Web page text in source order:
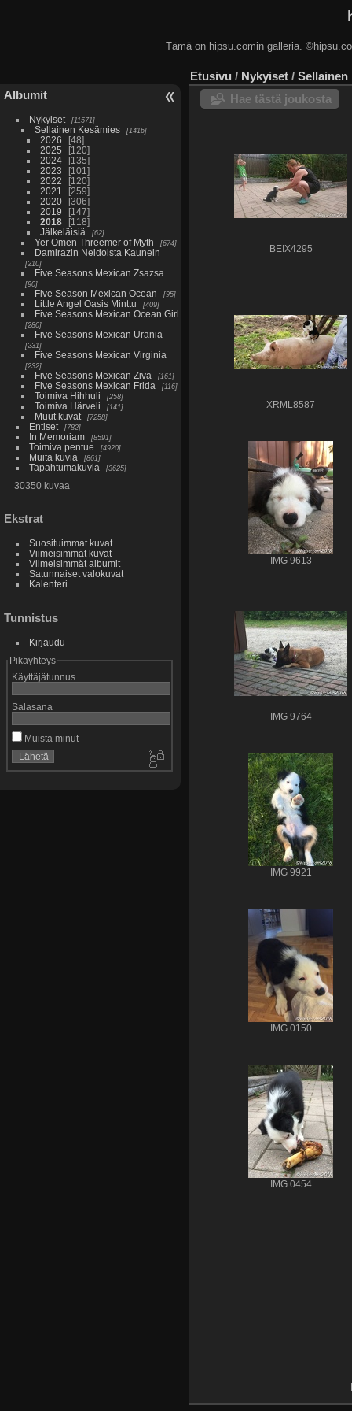
Tämä on hipsu.comin galleria.
Albumit
Nykyiset 11571
Sellainen Kesämies 1416
2026
48
2025
120
2024
135
2023
101
2022
120
2021
259
2020
306
2019
147
2018
118
Jälkeläisiä
62
Yer Omen Threemer of Myth 674
Damirazin Neidoista Kaunein
210
Five Seasons Mexican Zsazsa
90
Five Season Mexican Ocean 95
Little Angel Oasis Minttu 409
Five Seasons Mexican Ocean Girl
280
Five Seasons Mexican Urania
231
Five Seasons Mexican Virginia
232
Five Seasons Mexican Ziva 161
Five Seasons Mexican Frida 116
Toimiva Hihhuli 258
Toimiva Härveli 141
Muut kuvat 7258
Entiset 782
In Memoriam 8591
Toimiva pentue 4920
Muita kuvia 861
Tapahtumakuvia 3625
30350 kuvaa
Ekstrat
Suosituimmat kuvat
Viimeisimmät kuvat
Viimeisimmät albumit
Satunnaiset valokuvat
Kalenteri
Tunnistus
Kirjaudu
Pikayhteys
Käyttäjätunnus
Salasana
Muista minut
Etusivu / Nykyiset / Sellainen
Hae tästä joukosta
BEIX4295
XRML8587
IMG 9613
IMG 9764
IMG 9921
IMG 0150
IMG 0454